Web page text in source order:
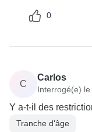
0
C
Carlos
Interrogé(e)
Y a-t-il des
Tranche d'âge